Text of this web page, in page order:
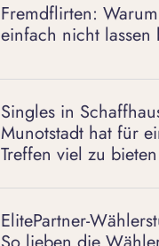
Fremdflirten:
einfach nicht lassen
Singles in
Munotstadt hat für
Treffen viel zu bieten
ElitePartner-